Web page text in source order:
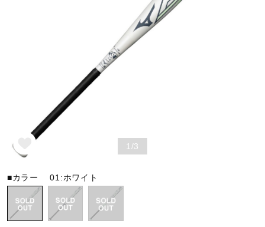
バレーボール
テニス／ソフトテニス
陸上競技
1/3
■カラー01:ホワイト